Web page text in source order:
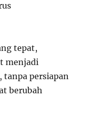
tepat,
menjadi
tanpa persiapan
berubah